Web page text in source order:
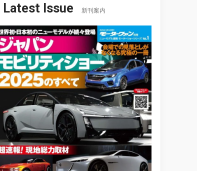
Latest Issue 新刊案内